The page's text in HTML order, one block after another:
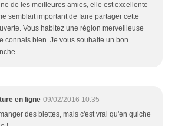
de les meilleures amies, elle est excellente
semblait important de faire partager cette
Vous habitez une région merveilleuse
connais bien. Je vous souhaite un bon
en ligne 09/02/2016 10:35
des blettes, mais c'est vrai qu'en quiche